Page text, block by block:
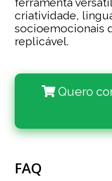
criatividade,
socioemocionais
replicável.
Quero
FAQ